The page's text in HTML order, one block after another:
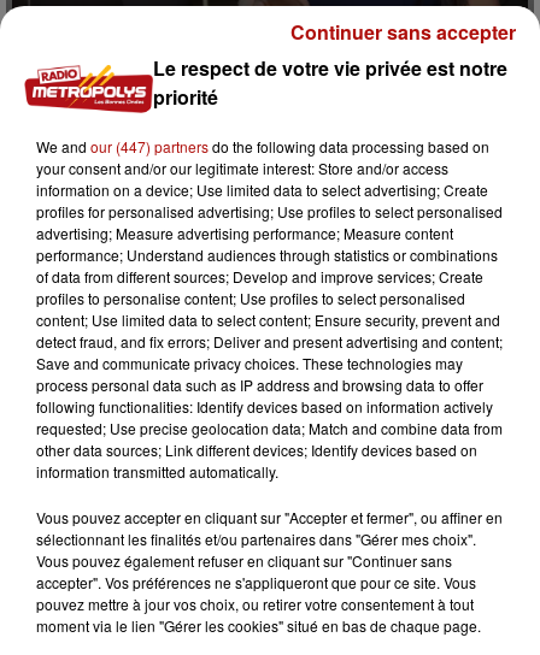
UN JOB DATING MULTISERVICES ORGANISÉ À
AMIENS
Une trentaine de postes seront à pourvoir, auprès de
8 juin 2026
OUVERTURE DES INSCRIPTIONS POUR LA
BRADERIE DE LILLE CETTE SEMAINE
septembre, 18 h, dans les rues de Lille.
Le respect de votre vie privée est notre
priorité
We and our (447) partnersdo the following data processing based on
your consent and/or our legitimate interest: Store and/or access
information on a device; Use limited data to select advertising; Create
profiles for personalised advertising; Use profiles to select personalised
advertising; Measure advertising performance; Measure content
performance; Understand audiences through statistics or combinations
of data from different sources; Develop and improve services; Create
profiles to personalise content; Use profiles to select personalised
content; Use limited data to select content; Ensure security, prevent and
detect fraud, and fix errors; Deliver and present advertising and content;
Save and communicate privacy choices. These technologies may
process personal data such as IP address and browsing data to offer
following functionalities: Identify devices based on information actively
requested; Use precise geolocation data; Match and combine data from
other data sources; Link different devices; Identify devices based on
information transmitted automatically.
Vous pouvez accepter en cliquant sur "Accepter et fermer", ou affiner en
sélectionnant les finalités et/ou partenaires dans "Gérer mes choix".
Vous pouvez également refuser en cliquant sur "Continuer sans
accepter". Vos préférences ne s'appliqueront que pour ce site. Vous
pouvez mettre à jour vos choix, ou retirer votre consentement à tout
moment via le lien "Gérer les cookies" situé en bas de chaque page.
Continuer sans accepter